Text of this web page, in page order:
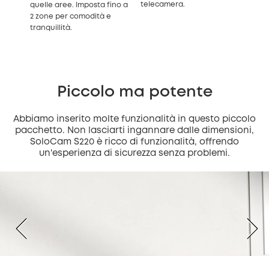
quelle aree. Imposta fino a
2 zone per comodità e
tranquillità.
telecamera.
Piccolo ma potente
Abbiamo inserito molte funzionalità in questo piccolo
pacchetto. Non lasciarti ingannare dalle dimensioni,
SoloCam S220 è ricco di funzionalità, offrendo
un'esperienza di sicurezza senza problemi.